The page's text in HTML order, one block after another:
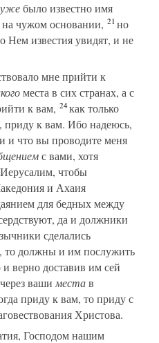
ужебыло известно имя
на чужом основании, 21но
Нем известия увидят, и не
мне прийти к
места в сих странах, а с
к вам, 24как только
к вам. Ибо надеюсь,
и что вы проводите меня
с вами, хотя
чтобы
и Ахаия
для бедных между
да и должники
сделались
то должны и им послужить
верно доставив им сей
ваши местав
приду к вам, то приду с
Христова.
Господом нашим